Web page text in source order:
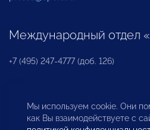
Международный
+7 (495) 247-4777 (доб. 126)
Бюро по защите прав
инвесторов
Мы используем cookie. Они
как Вы взаимодействуете с